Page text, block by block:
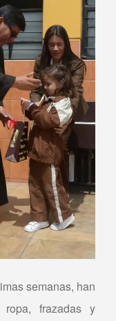
semanas, han
ropa, frazadas y